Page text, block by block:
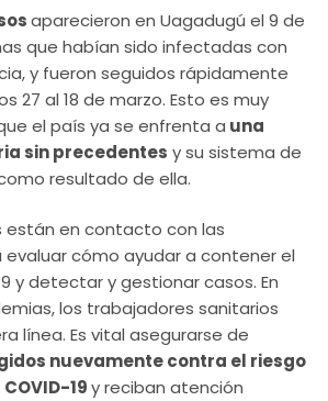
aparecieron en Uagadugú el 9 de
que habían sido infectadas con
y fueron seguidos rápidamente
27 al 18 de marzo. Esto es muy
el país ya se enfrenta a una
sin precedentes y su sistema de
resultado de ella.
están en contacto con las
cómo ayudar a contener el
y detectar y gestionar casos. En
los trabajadores sanitarios
línea. Es vital asegurarse de
nuevamente contra el riesgo
19y reciban atención